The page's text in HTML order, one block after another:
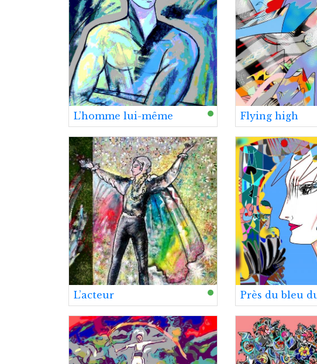
L’homme lui-même Flying high
L’acteur Près du bleu